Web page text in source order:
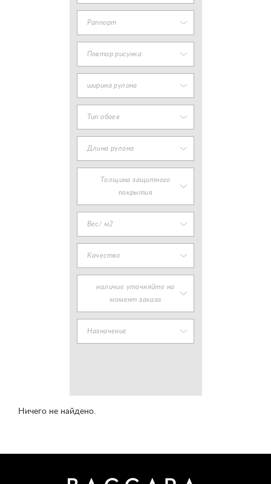
Раппорт
Повтор рисунка
ширина рулона
Тип обоев
Длина рулона
Толщина защитного
покрытия
Вес/ м2
Качество
наличие уточняйте на
момент заказа
Назначение
Ничего не найдено.